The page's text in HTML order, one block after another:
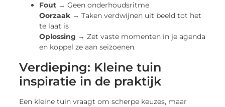
Fout → Geen onderhoudsritme
Oorzaak → Taken verdwijnen uit beeld tot het
te laat is
Oplossing → Zet vaste momenten in je agenda
en koppel ze aan seizoenen.
Verdieping: Kleine tuin
inspiratie in de praktijk
Een kleine tuin vraagt om scherpe keuzes, maar